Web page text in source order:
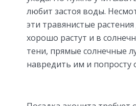
любит застоя воды.
эти травянистые
хорошо растут и в
тени, прямые солнечные
навредить им и попросту